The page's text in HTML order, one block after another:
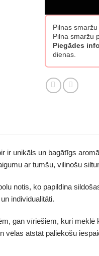
Pilnas
Pilna smaržu
Piegādes
dienas.
ir unikāls un bagātīgs
ar tumšu, vilinošu
notis, ko papildina
individualitāti.
gan vīriešiem, kuri
vēlas atstāt paliekošu